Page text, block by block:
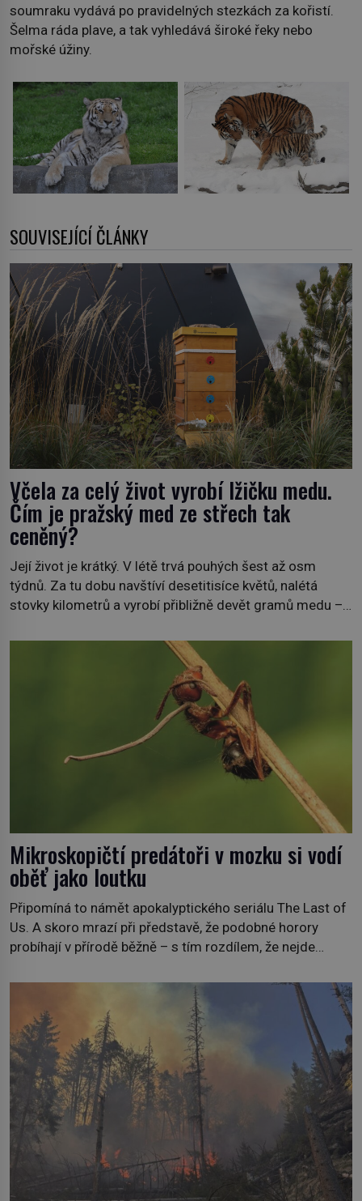
soumraku vydává po pravidelných stezkách za kořistí.
Šelma ráda plave, a tak vyhledává široké řeky nebo
mořské úžiny.
SOUVISEJÍCÍ ČLÁNKY
Včela za celý život vyrobí lžičku medu.
Čím je pražský med ze střech tak
ceněný?
Její život je krátký. V létě trvá pouhých šest až osm
týdnů. Za tu dobu navštíví desetitisíce květů, nalétá
stovky kilometrů a vyrobí přibližně devět gramů medu –
bezvýznamná. Teprve když se spojí s dalšími desítkami
tisíc příslušnic svého včelstva, vznikne jeden z
nejdokonalejších organismů […]
Mikroskopičtí predátoři v mozku si vodí
oběť jako loutku
Připomíná to námět apokalyptického seriálu The Last of
Us. A skoro mrazí při představě, že podobné horory
probíhají v přírodě běžně – s tím rozdílem, že nejde
dokáže ovládat jen vývojově nesrovnatelně jednodušší
živočichy, než je člověk. Najít skutečné zombie není nic
nemožného ani v naší přírodě. […]